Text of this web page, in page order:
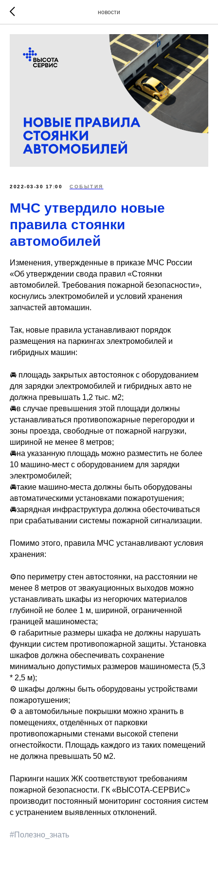
новости
2022-03-30 17:00 СОБЫТИЯ
МЧС утвердило новые
правила стоянки
автомобилей
Изменения, утвержденные в приказе МЧС России
«Об утверждении свода правил «Стоянки
автомобилей. Требования пожарной безопасности»,
коснулись электромобилей и условий хранения
запчастей автомашин.
Так, новые правила устанавливают порядок
размещения на паркингах электромобилей и
гибридных машин:
🚘 площадь закрытых автостоянок с оборудованием
для зарядки электромобилей и гибридных авто не
должна превышать 1,2 тыс. м2;
🚘в случае превышения этой площади должны
устанавливаться противопожарные перегородки и
зоны проезда, свободные от пожарной нагрузки,
шириной не менее 8 метров;
🚘на указанную площадь можно разместить не более
10 машино-мест с оборудованием для зарядки
электромобилей;
🚘такие машино-места должны быть оборудованы
автоматическими установками пожаротушения;
🚘зарядная инфраструктура должна обесточиваться
при срабатывании системы пожарной сигнали­зации.
Помимо этого, правила МЧС устанавливают условия
хранения:
⚙️по периметру стен автостоянки, на расстоянии не
менее 8 метров от эвакуаци­онных выходов можно
устанавливать шкафы из негорючих материалов
глубиной не более 1 м, шириной, огра­ниченной
границей машиноместа;
⚙️ габаритные размеры шкафа не должны нарушать
функции систем противопожарной защиты. Установка
шкафов должна обеспечивать сохранение
минимально допустимых размеров машиноместа (5,3
* 2,5 м);
⚙️ шкафы должны быть оборудованы устройствами
пожаротушения;
⚙️ а автомобильные покрышки можно хранить в
помещениях, отделённых от парковки
противопожарными стенами высокой степени
огнестойкости. Площадь каждого из таких помещений
не должна превышать 50 м2.
Паркинги наших ЖК соответствуют требованиям
пожарной безопасности. ГК «ВЫСОТА-СЕРВИС»
производит постоянный мониторинг состояния систем
с устранением выявленных отклонений.
#Полезно_знать